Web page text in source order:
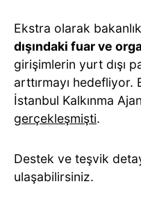
Ekstra olarak
dışındaki fuar ve
girişimlerin yurt dışı
arttırmayı
İstanbul Kalkınma
gerçekleşmişti.
Destek ve teşvik
ulaşabilirsiniz.